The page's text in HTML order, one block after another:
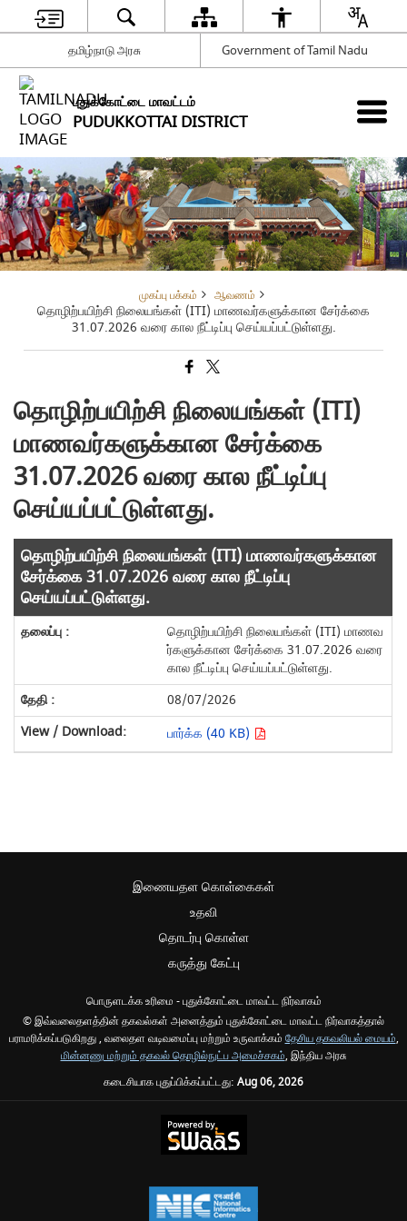
தமிழ்நாடு அரசு Government of Tamil Nadu
புதுக்கோட்டை மாவட்டம்
PUDUKKOTTAI DISTRICT
முகப்பு பக்கம் ஆவணம்
தொழிற்பயிற்சி நிலையங்கள் (ITI) மாணவர்களுக்கான சேர்க்கை
31.07.2026 வரை கால நீட்டிப்பு செய்யப்பட்டுள்ளது.
தொழிற்பயிற்சி நிலையங்கள் (ITI)
மாணவர்களுக்கான சேர்க்கை
31.07.2026 வரை கால நீட்டிப்பு
செய்யப்பட்டுள்ளது.
தொழிற்பயிற்சி நிலையங்கள் (ITI) மாணவர்களுக்கான
சேர்க்கை 31.07.2026 வரை கால நீட்டிப்பு
செய்யப்பட்டுள்ளது.
தொழிற்பயிற்சி நிலையங்கள் (ITI) மாணவ
ர்களுக்கான சேர்க்கை 31.07.2026 வரை
கால நீட்டிப்பு செய்யப்பட்டுள்ளது.
08/07/2026
பார்க்க (40 KB)
இணையதள கொள்கைகள்
உதவி
தொடர்பு கொள்ள
கருத்து கேட்பு
பொருளடக்க உரிமை - புதுக்கோட்டை மாவட்ட நிர்வாகம்
© இவ்வலைதளத்தின் தகவல்கள் அனைத்தும் புதுக்கோட்டை மாவட்ட நிர்வாகத்தால்
பராமரிக்கப்படுகிறது , வலைதள வடிவமைப்பு மற்றும் உருவாக்கம் தேசிய தகவலியல் மையம்,
மின்னணு மற்றும் தகவல் தொழில்நுட்ப அமைச்சகம், இந்திய அரசு
கடைசியாக புதுப்பிக்கப்பட்டது: Aug 06, 2026